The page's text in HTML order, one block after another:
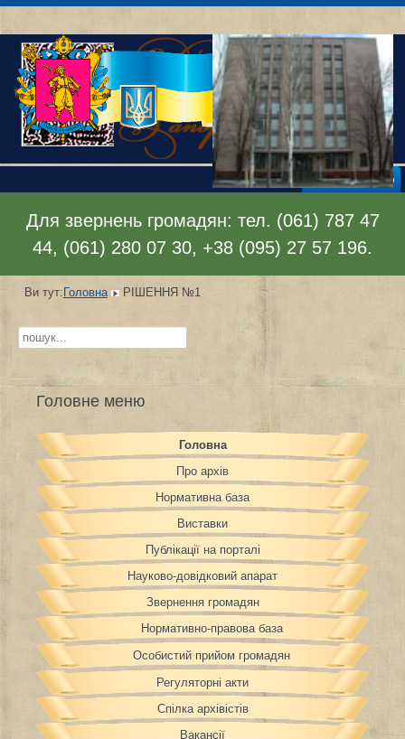
Відкрити меню
Для звернень громадян: тел. (061) 787 47
44, (061) 280 07 30, +38 (095) 27 57 196.
Ви тут:Головна РІШЕННЯ №1
Пошук...
Головне меню
Головна
Про архів
Нормативна база
Виставки
Публікації на порталі
Науково-довідковий апарат
Звернення громадян
Нормативно-правова база
Особистий прийом громадян
Регуляторні акти
Спілка архівістів
Вакансії